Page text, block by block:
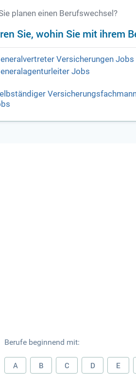
planen einen Berufswechsel?
Sie, wohin Sie mit ihrem
Versicherungen Jobs
Jobs
Berufe beginnend mit:
A B C D E